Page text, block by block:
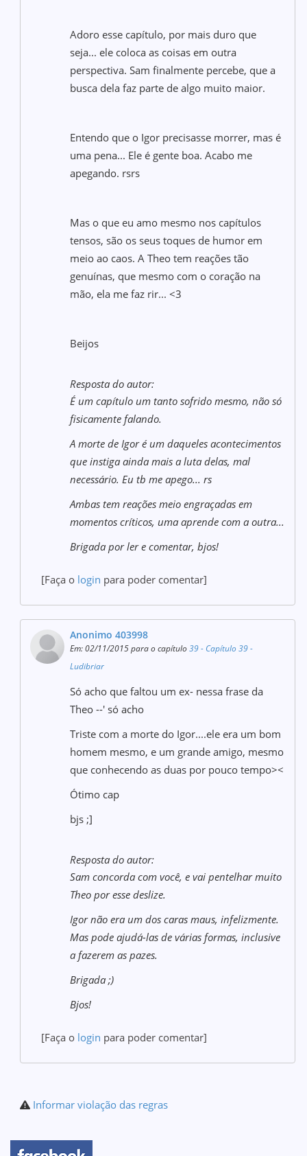
Adoro esse capítulo, por mais duro que
seja... ele coloca as coisas em outra
perspectiva. Sam finalmente percebe, que a
busca dela faz parte de algo muito maior.
Entendo que o Igor precisasse morrer, mas é
uma pena... Ele é gente boa. Acabo me
apegando. rsrs
Mas o que eu amo mesmo nos capítulos
tensos, são os seus toques de humor em
meio ao caos. A Theo tem reações tão
genuínas, que mesmo com o coração na
mão, ela me faz rir... <3
Beijos
Resposta do autor:
É um capítulo um tanto sofrido mesmo, não só
fisicamente falando.
A morte de Igor é um daqueles acontecimentos
que instiga ainda mais a luta delas, mal
necessário. Eu tb me apego... rs
Ambas tem reações meio engraçadas em
momentos críticos, uma aprende com a outra...
Brigada por ler e comentar, bjos!
[Faça o login para poder comentar]
Anonimo 403998
Em: 02/11/2015 para o capítulo39 - Capítulo 39 -
Ludibriar
Só acho que faltou um ex- nessa frase da
Theo --' só acho
Triste com a morte do Igor....ele era um bom
homem mesmo, e um grande amigo, mesmo
que conhecendo as duas por pouco tempo><
Ótimo cap
bjs ;]
Resposta do autor:
Sam concorda com você, e vai pentelhar muito
Theo por esse deslize.
Igor não era um dos caras maus, infelizmente.
Mas pode ajudá-las de várias formas, inclusive
a fazerem as pazes.
Brigada ;)
Bjos!
[Faça o login para poder comentar]
Informar violação das regras